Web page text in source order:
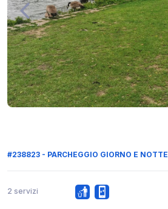
#238823 - PARCHEGGIO GIORNO E NOTTE
2 servizi